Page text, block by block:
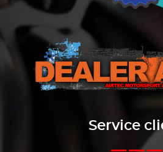
Service